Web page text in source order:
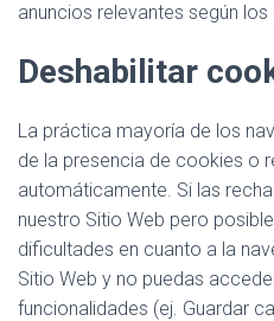
anuncios relevantes según
Deshabilitar
La práctica mayoría de los
de la presencia de cookies o
automáticamente. Si las
nuestro Sitio Web pero
dificultades en cuanto a la
Sitio Web y no puedas
funcionalidades (ej. Guardar